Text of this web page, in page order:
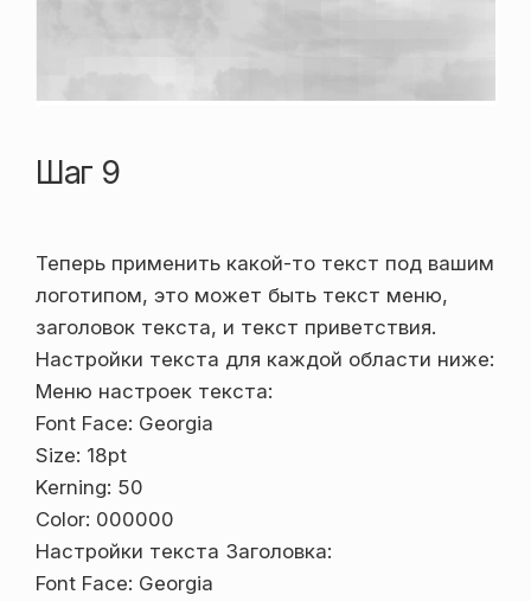
Шаг 9
Теперь применить какой-то текст под вашим
логотипом, это может быть текст меню,
заголовок текста, и текст приветствия.
Настройки текста для каждой области ниже:
Меню настроек текста:
Font Face: Georgia
Size: 18pt
Kerning: 50
Color: 000000
Настройки текста Заголовка:
Font Face: Georgia